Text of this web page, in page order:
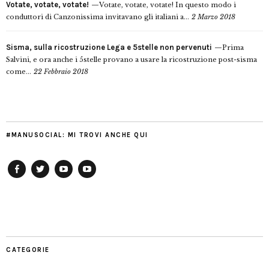
Votate, votate, votate!
Votate, votate, votate! In questo modo i
conduttori di Canzonissima invitavano gli italiani a... 2 Marzo 2018
Sisma, sulla ricostruzione Lega e 5stelle non pervenuti
Prima
Salvini, e ora anche i 5stelle provano a usare la ricostruzione post-sisma
come... 22 Febbraio 2018
#MANUSOCIAL: MI TROVI ANCHE QUI
CATEGORIE